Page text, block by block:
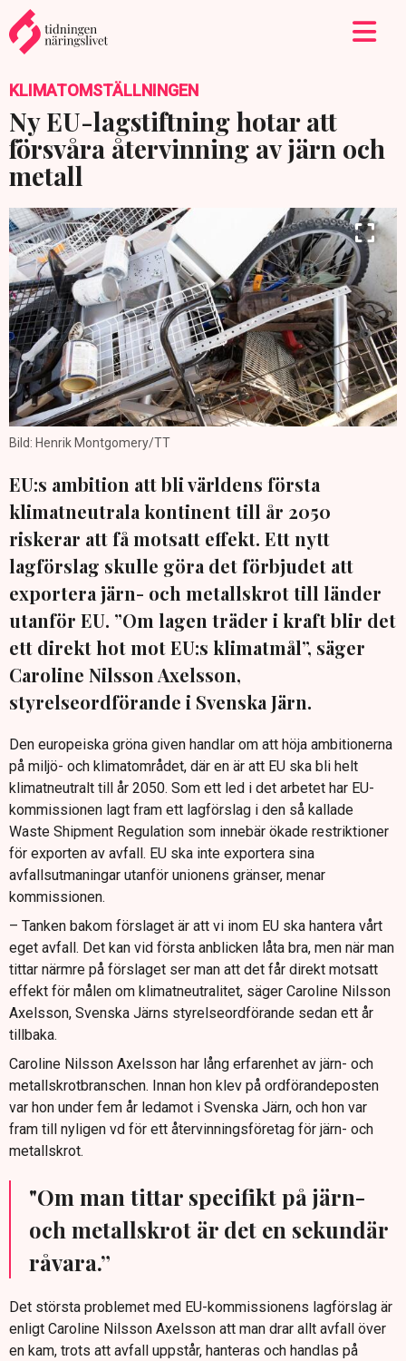
KLIMATOMSTÄLLNINGEN
Ny EU-lagstiftning hotar att
försvåra återvinning av järn och
metall
Bild: Henrik Montgomery/TT
EU:s ambition att bli världens första
klimatneutrala kontinent till år 2050
riskerar att få motsatt effekt. Ett nytt
lagförslag skulle göra det förbjudet att
exportera järn- och metallskrot till länder
utanför EU. ”Om lagen träder i kraft blir det
ett direkt hot mot EU:s klimatmål”, säger
Caroline Nilsson Axelsson,
styrelseordförande i Svenska Järn.
Den europeiska gröna given handlar om att höja ambitionerna
på miljö- och klimatområdet, där en är att EU ska bli helt
klimatneutralt till år 2050. Som ett led i det arbetet har EU-
kommissionen lagt fram ett lagförslag i den så kallade
Waste Shipment Regulation som innebär ökade restriktioner
för exporten av avfall. EU ska inte exportera sina
avfallsutmaningar utanför unionens gränser, menar
kommissionen.
– Tanken bakom förslaget är att vi inom EU ska hantera vårt
eget avfall. Det kan vid första anblicken låta bra, men när man
tittar närmre på förslaget ser man att det får direkt motsatt
effekt för målen om klimatneutralitet, säger Caroline Nilsson
Axelsson, Svenska Järns styrelseordförande sedan ett år
tillbaka.
Caroline Nilsson Axelsson har lång erfarenhet av järn- och
metallskrotbranschen. Innan hon klev på ordförandeposten
var hon under fem år ledamot i Svenska Järn, och hon var
fram till nyligen vd för ett återvinningsföretag för järn- och
metallskrot.
"Om man tittar specifikt på järn-
och metallskrot är det en sekundär
råvara.”
Det största problemet med EU-kommissionens lagförslag är
enligt Caroline Nilsson Axelsson att man drar allt avfall över
en kam, trots att avfall uppstår, hanteras och handlas på